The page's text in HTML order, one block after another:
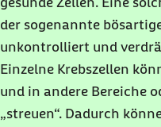
der sogenannte
unkontrolliert und
Einzelne Krebszellen
und in andere Bereiche
„streuen“. Dadurch